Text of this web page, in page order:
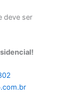
deve ser